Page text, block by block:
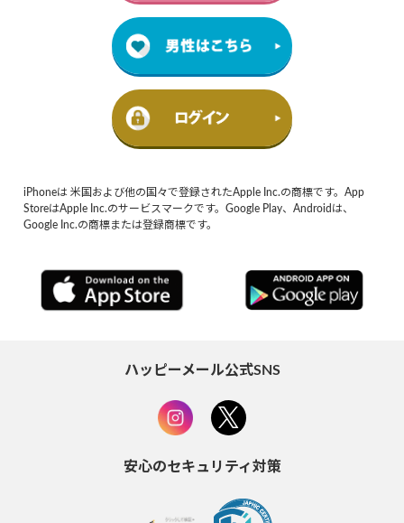
iPhoneは 米国および他の国々で登録されたApple Inc.の商標です。App
StoreはApple Inc.のサービスマークです。Google Play、Androidは、
Google Inc.の商標または登録商標です。
ハッピーメール公式SNS
安心のセキュリティ対策